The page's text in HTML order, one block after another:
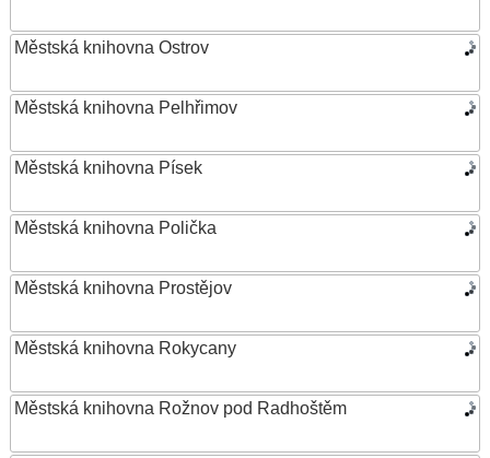
Městská knihovna Ostrov
Městská knihovna Pelhřimov
Městská knihovna Písek
Městská knihovna Polička
Městská knihovna Prostějov
Městská knihovna Rokycany
Městská knihovna Rožnov pod Radhoštěm